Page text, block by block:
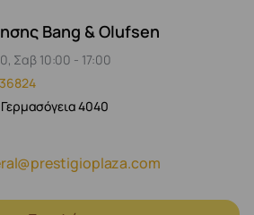
Bang & Olufsen
Σαβ 10:00 - 17:00
4040